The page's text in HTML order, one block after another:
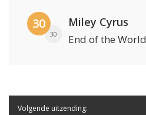
30
30
Miley Cyrus
End of the World
Volgende uitzending: